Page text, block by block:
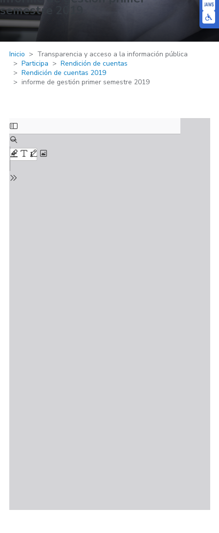
semestre 2019
Inicio
Transparencia y acceso a la información pública
Participa
Rendición de cuentas
Rendición de cuentas 2019
informe de gestión primer semestre 2019